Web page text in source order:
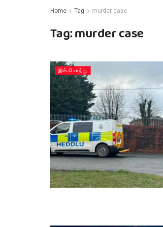
Home Tag murder case
Tag:murder case
இங்கிலாந்து